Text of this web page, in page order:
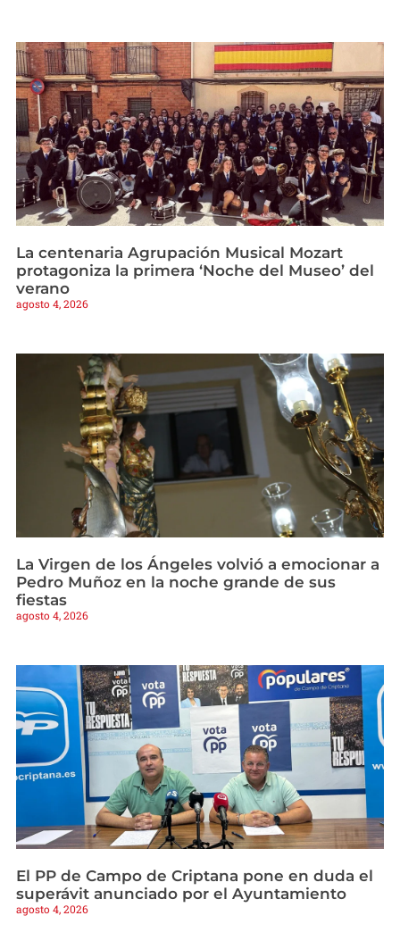
La centenaria Agrupación Musical Mozart
protagoniza la primera ‘Noche del Museo’ del
verano
agosto 4, 2026
La Virgen de los Ángeles volvió a emocionar a
Pedro Muñoz en la noche grande de sus
fiestas
agosto 4, 2026
El PP de Campo de Criptana pone en duda el
superávit anunciado por el Ayuntamiento
agosto 4, 2026